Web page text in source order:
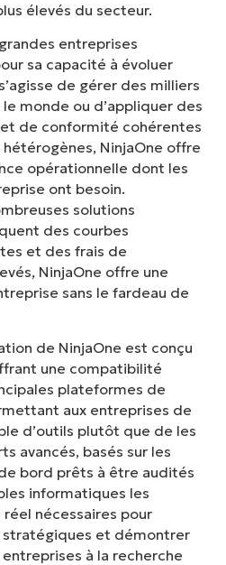
élevés du secteur.
entreprises
sa capacité à évoluer
de gérer des milliers
monde ou d’appliquer des
de conformité cohérentes
NinjaOne offre
opérationnelle dont les
ont besoin.
solutions
des courbes
et des frais de
NinjaOne offre une
sans le fardeau de
de NinjaOne est conçu
une compatibilité
plateformes de
aux entreprises de
d’outils plutôt que de les
avancés, basés sur les
bord prêts à être audités
informatiques les
nécessaires pour
stratégiques et démontrer
à la recherche